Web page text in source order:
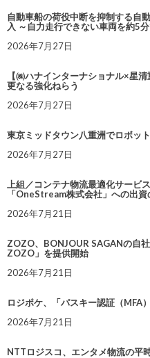
自動車船の荷役中断を抑制する自
入 ～自力走行できない車両を約5
2026年7月27日
【㈱ハナインターナショナル×星
更なる強化ねらう
2026年7月27日
東京ミッドタウン八重洲でロボッ
2026年7月27日
上組／コンテナ物流最適化サービ
「OneStream株式会社」への出資
2026年7月21日
ZOZO、BONJOUR SAGANの自
ZOZO」を提供開始
2026年7月21日
ロジポケ、「パスキー認証（MFA
2026年7月21日
NTTロジスコ、エンタメ物流の平